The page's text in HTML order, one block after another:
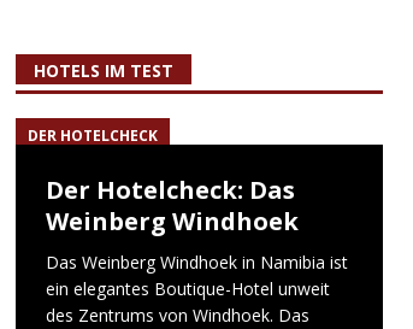
HOTELS IM TEST
DER HOTELCHECK
Der Hotelcheck: Das
Weinberg Windhoek
Das Weinberg Windhoek in Namibia ist
ein elegantes Boutique-Hotel unweit
des Zentrums von Windhoek. Das